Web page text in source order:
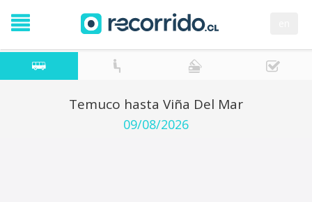
Temuco hasta Viña Del Mar
09/08/2026